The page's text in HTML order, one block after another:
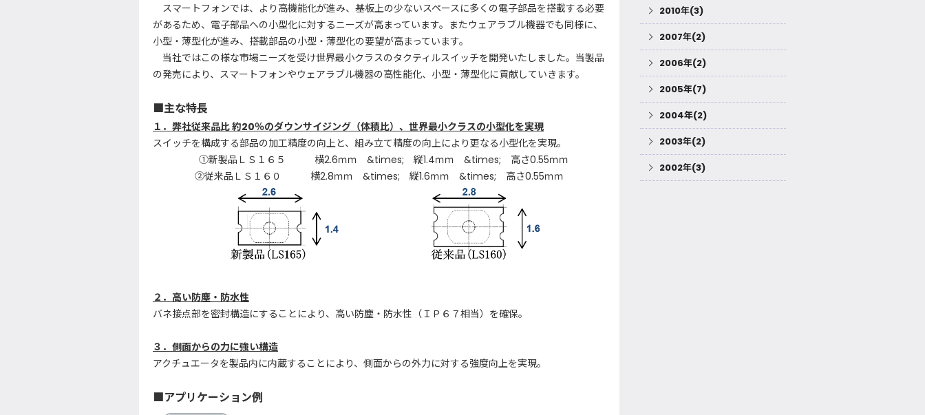
スマートフォンでは、より高機能化が進み、基板上の少ないスペースに多くの電子部品を搭載する必要
があるため、電子部品への小型化に対するニーズが高まっています。またウェアラブル機器でも同様に、
小型・薄型化が進み、搭載部品の小型・薄型化の要望が高まっています。
当社ではこの様な市場ニーズを受け世界最小クラスのタクティルスイッチを開発いたしました。当製品
の発売により、スマートフォンやウェアラブル機器の高性能化、小型・薄型化に貢献していきます。
■主な特長
１．弊社従来品比 約20％のダウンサイジング（体積比）、世界最小クラスの小型化を実現
スイッチを構成する部品の加工精度の向上と、組み立て精度の向上により更なる小型化を実現。
①新製品ＬＳ１６５ 横2.6ｍｍ &times; 縦1.4ｍｍ &times; 高さ0.55ｍｍ
②従来品ＬＳ１６０ 横2.8ｍｍ &times; 縦1.6ｍｍ &times; 高さ0.55ｍｍ
２．高い防塵・防水性
バネ接点部を密封構造にすることにより、高い防塵・防水性（ＩＰ６７相当）を確保。
３．側面からの力に強い構造
アクチュエータを製品内に内蔵することにより、側面からの外力に対する強度向上を実現。
■アプリケーション例
2010年(3)
2007年(2)
2006年(2)
2005年(7)
2004年(2)
2003年(2)
2002年(3)